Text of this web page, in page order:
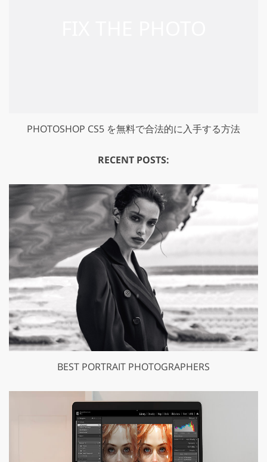
PHOTOSHOP CS5 を無料で合法的に入手する方法
RECENT POSTS:
BEST PORTRAIT PHOTOGRAPHERS